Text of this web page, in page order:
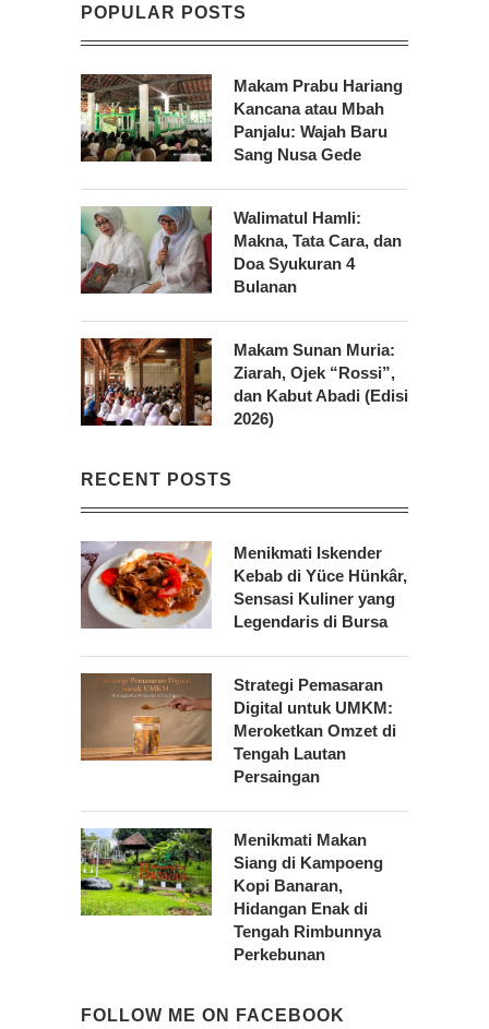
POPULAR POSTS
Makam Prabu Hariang
Kancana atau Mbah
Panjalu: Wajah Baru
Sang Nusa Gede
Walimatul Hamli:
Makna, Tata Cara, dan
Doa Syukuran 4
Bulanan
Makam Sunan Muria:
Ziarah, Ojek “Rossi”,
dan Kabut Abadi (Edisi
2026)
RECENT POSTS
Menikmati Iskender
Kebab di Yüce Hünkâr,
Sensasi Kuliner yang
Legendaris di Bursa
Strategi Pemasaran
Digital untuk UMKM:
Meroketkan Omzet di
Tengah Lautan
Persaingan
Menikmati Makan
Siang di Kampoeng
Kopi Banaran,
Hidangan Enak di
Tengah Rimbunnya
Perkebunan
FOLLOW ME ON FACEBOOK